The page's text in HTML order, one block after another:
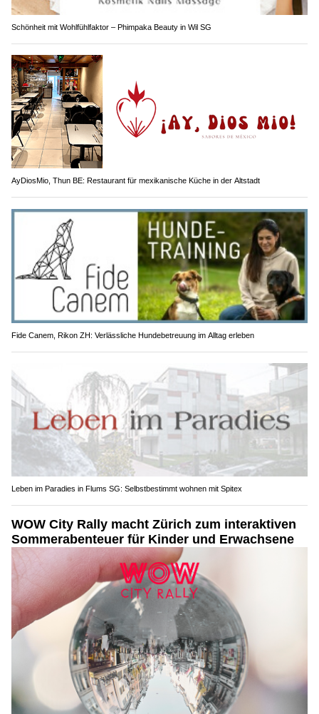
Schönheit mit Wohlfühlfaktor – Phimpaka Beauty in Wil SG
AyDiosMio, Thun BE: Restaurant für mexikanische Küche in der Altstadt
Fide Canem, Rikon ZH: Verlässliche Hundebetreuung im Alltag erleben
Leben im Paradies in Flums SG: Selbstbestimmt wohnen mit Spitex
WOW City Rally macht Zürich zum interaktiven
Sommerabenteuer für Kinder und Erwachsene